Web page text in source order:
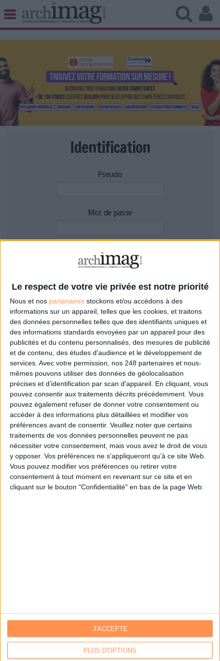
Le respect de votre vie privée est notre priorité
Nous et nos partenaires stockons et/ou accédons à des
informations sur un appareil, telles que les cookies, et traitons
des données personnelles telles que des identifiants uniques et
des informations standards envoyées par un appareil pour des
publicités et du contenu personnalisés, des mesures de publicité
et de contenu, des études d'audience et le développement de
services. Avec votre permission, nos 248 partenaires et nous-
mêmes pouvons utiliser des données de géolocalisation
précises et d’identification par scan d'appareil. En cliquant, vous
pouvez consentir aux traitements décrits précédemment. Vous
pouvez également refuser de donner votre consentement ou
accéder à des informations plus détaillées et modifier vos
préférences avant de consentir. Veuillez noter que certains
traitements de vos données personnelles peuvent ne pas
nécessiter votre consentement, mais vous avez le droit de vous
y opposer. Vos préférences ne s'appliqueront qu’à ce site Web.
Vous pouvez modifier vos préférences ou retirer votre
consentement à tout moment en revenant sur ce site et en
cliquant sur le bouton "Confidentialité" en bas de la page Web.
PLUS D'OPTIONS
J'ACCEPTE
BIBLIOTHÈQUE ÉDITION
UNIVERS DATA
TRAVAIL COLLABORATIF
VIE NUMÉRIQUE
NUMÉRIQUE RESPONSABLE
LES LIVRES BLANCS
LES SUPPLÉMENTS
NOS OFFRES D'ABONNEMENTS
Identification
Pseudo
Mot de passe
Filtre anti-spam
Mot de passe oublié ?
Pas encore de compte?
Je m'inscris pour commenter les articles
ou déposer mon CV
Je m'inscris sur Archimag.com
Communiquer avec Archimag|Communiquer avec ACE